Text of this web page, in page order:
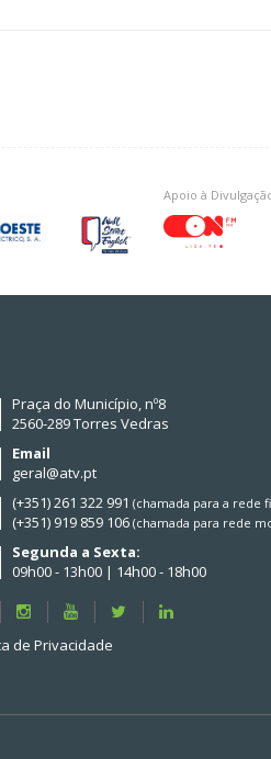
Apoio à
Praça do Município, nº8
2560-289 Torres Vedras
Email
geral@atv.pt
(+351) 261 322 991 (chamada para a rede
(+351) 919 859 106 (chamada para rede
Segunda a Sexta:
09h00 - 13h00 | 14h00 - 18h00
de Privacidade